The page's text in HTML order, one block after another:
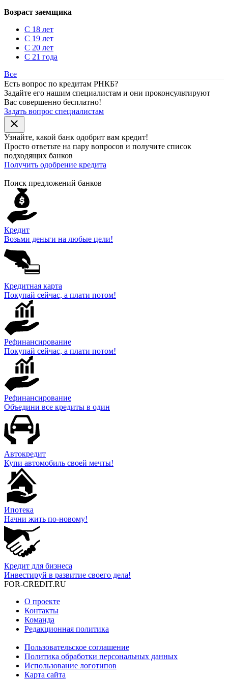
Возраст заемщика
С 18 лет
С 19 лет
С 20 лет
С 21 года
Все
Есть вопрос по кредитам РНКБ?
Задайте его нашим специалистам и они проконсультируют
Вас совершенно бесплатно!
Задать вопрос специалистам
close
Узнайте, какой банк одобрит вам кредит!
Просто ответьте на пару вопросов и получите список
подходящих банков
Получить одобрение кредита
Поиск предложений банков
Кредит
Возьми деньги на любые цели!
Кредитная карта
Покупай сейчас, а плати потом!
Рефинансирование
Покупай сейчас, а плати потом!
Рефинансирование
Объедини все кредиты в один
Автокредит
Купи автомобиль своей мечты!
Ипотека
Начни жить по-новому!
Кредит для бизнеса
Инвестируй в развитие своего дела!
FOR-CREDIT.RU
О проекте
Контакты
Команда
Редакционная политика
Пользовательское соглашение
Политика обработки персональных данных
Использование логотипов
Карта сайта